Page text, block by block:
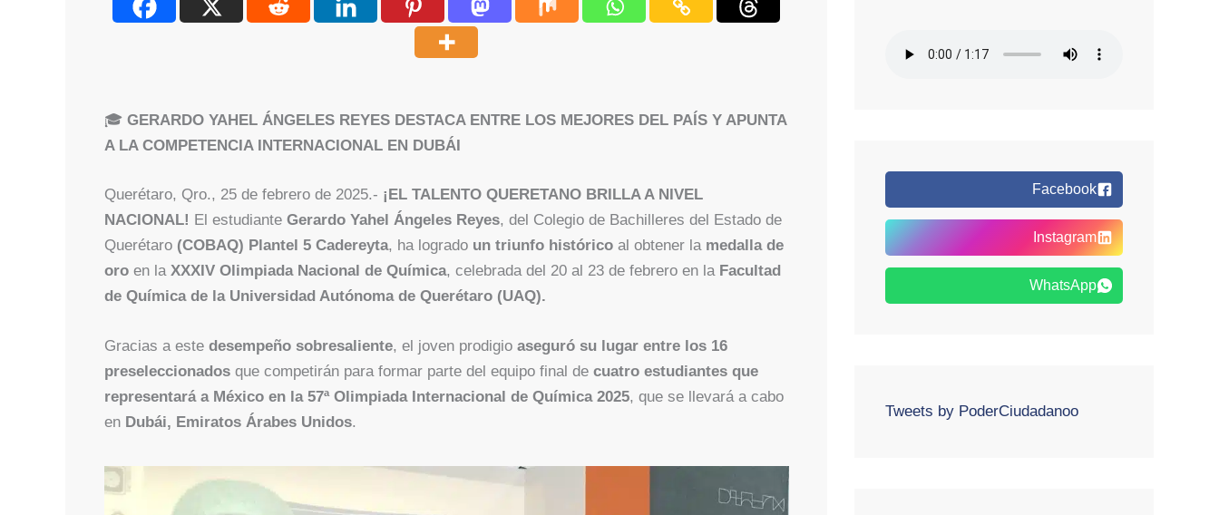
🎓 GERARDO YAHEL ÁNGELES REYES DESTACA ENTRE LOS MEJORES DEL PAÍS Y APUNTA
A LA COMPETENCIA INTERNACIONAL EN DUBÁI
Querétaro, Qro., 25 de febrero de 2025.- ¡EL TALENTO QUERETANO BRILLA A NIVEL
NACIONAL! El estudiante Gerardo Yahel Ángeles Reyes, del Colegio de Bachilleres del Estado de
Querétaro (COBAQ) Plantel 5 Cadereyta, ha logrado un triunfo históricoal obtener la medalla de
oroen la XXXIV Olimpiada Nacional de Química, celebrada del 20 al 23 de febrero en la Facultad
de Química de la Universidad Autónoma de Querétaro (UAQ).
Gracias a este desempeño sobresaliente, el joven prodigio aseguró su lugar entre los 16
preseleccionadosque competirán para formar parte del equipo final de cuatro estudiantes que
representará a México en la 57ª Olimpiada Internacional de Química 2025, que se llevará a cabo
en Dubái, Emiratos Árabes Unidos.
Facebook
Instagram
WhatsApp
Tweets by PoderCiudadanoo